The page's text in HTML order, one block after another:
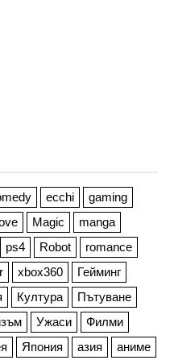
ecchi
gaming
Magic
manga
ps4 Robot
romance
xbox360
Гейминг
Култура
Пътуване
Ужаси
Филми
Япония азия аниме